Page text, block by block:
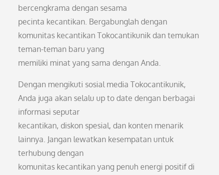
bercengkrama dengan sesama
pecinta kecantikan. Bergabunglah dengan
komunitas kecantikan Tokocantikunik dan temukan
teman-teman baru yang
memiliki minat yang sama dengan Anda.
Dengan mengikuti sosial media Tokocantikunik,
Anda juga akan selalu up to date dengan berbagai
informasi seputar
kecantikan, diskon spesial, dan konten menarik
lainnya. Jangan lewatkan kesempatan untuk
terhubung dengan
komunitas kecantikan yang penuh energi positif di